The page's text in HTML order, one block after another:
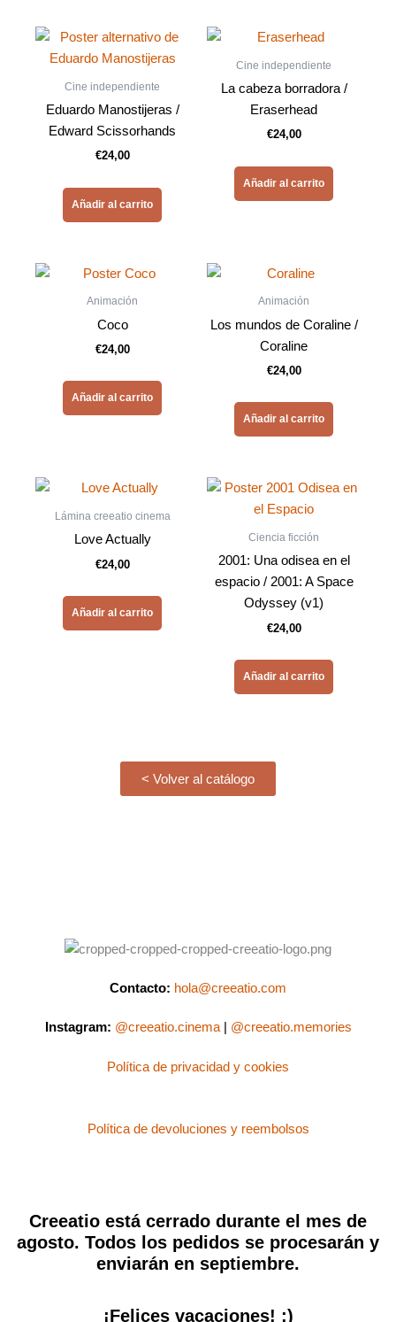
Cine independiente
Eduardo Manostijeras /
Edward Scissorhands
€24,00
Añadir al carrito
Cine independiente
La cabeza borradora /
Eraserhead
€24,00
Añadir al carrito
Animación
Coco
€24,00
Añadir al carrito
Animación
Los mundos de Coraline /
Coraline
€24,00
Añadir al carrito
Lámina creeatio cinema
Love Actually
€24,00
Añadir al carrito
Ciencia ficción
2001: Una odisea en el
espacio / 2001: A Space
Odyssey (v1)
€24,00
Añadir al carrito
< Volver al catálogo
Contacto: hola@creeatio.com
Instagram: @creeatio.cinema| @creeatio.memories
Política de privacidad y cookies
Política de devoluciones y reembolsos
Creeatio está cerrado durante el mes de
agosto. Todos los pedidos se procesarán y
enviarán en septiembre.
¡Felices vacaciones! :)